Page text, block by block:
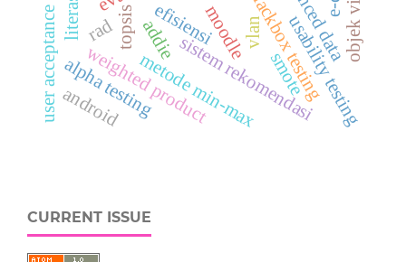
sistem rekomendasi
smote
weighted product
moodle
addie blackbox testing
usability testing
topsis
alpha testing
user acceptance testingliterasi
metode min-max
efisiensi vlan
android
rad
CURRENT ISSUE